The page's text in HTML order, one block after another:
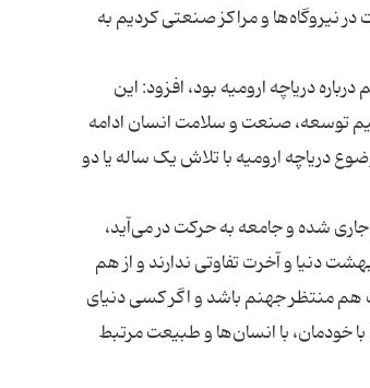
در نیروگاه‌ها و مراکز صنعتی کردیم به
دریاچه ارومیه بود، افزود: این
توسعه، صنعت و سلامت انسان ادامه
دریاچه ارومیه با تلاش یک ساله یا دو
شده و جامعه به حرکت در می‌آید،
دنیا و آخرت تفاوتی ندارند و از هم
هم منتظر جهنم باشد و اگر کسی دنیای
خودمان، با انسان‌ها و طبیعت مرتبط